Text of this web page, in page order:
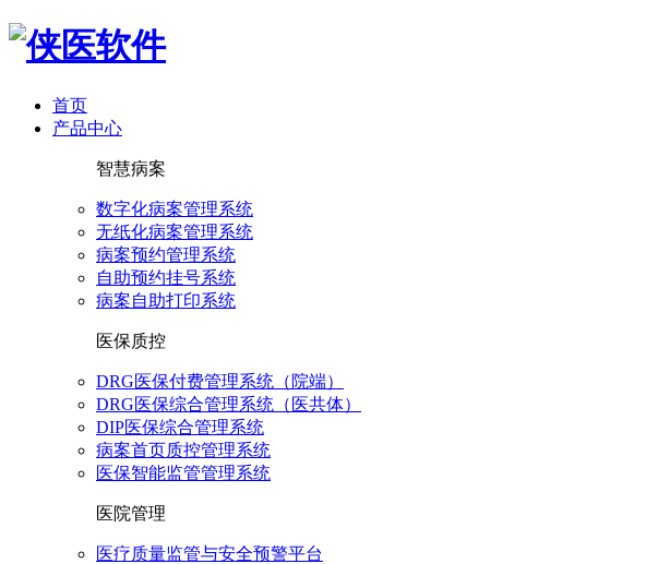
首页
产品中心
智慧病案
数字化病案管理系统
无纸化病案管理系统
病案预约管理系统
自助预约挂号系统
病案自助打印系统
医保质控
DRG医保付费管理系统（院端）
DRG医保综合管理系统（医共体）
DIP医保综合管理系统
病案首页质控管理系统
医保智能监管管理系统
医院管理
医疗质量监管与安全预警平台